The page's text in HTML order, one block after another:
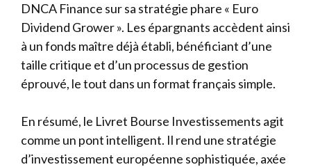
DNCA Finance sur sa stratégie phare « Euro
Dividend Grower ». Les épargnants accèdent ainsi
à un fonds maître déjà établi, bénéficiant d’une
taille critique et d’un processus de gestion
éprouvé, le tout dans un format français simple.
En résumé, le Livret Bourse Investissements agit
comme un pont intelligent. Il rend une stratégie
d’investissement européenne sophistiquée, axée